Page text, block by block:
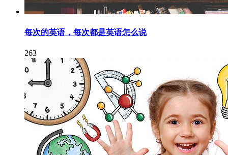
每次的英语，每次都是英语怎么说
263